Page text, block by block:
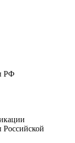
РФ
Российской